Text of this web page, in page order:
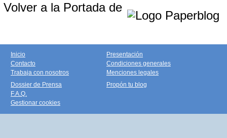
Volver a la Portada de
Inicio
Contacto
Trabaja con nosotros
Presentación
Condiciones generales
Menciones legales
Dossier de Prensa
F.A.Q.
Gestionar cookies
Propón tu blog